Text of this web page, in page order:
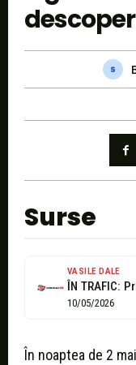
Surse
VASILE DALE
10/05/2026
În noaptea de 2